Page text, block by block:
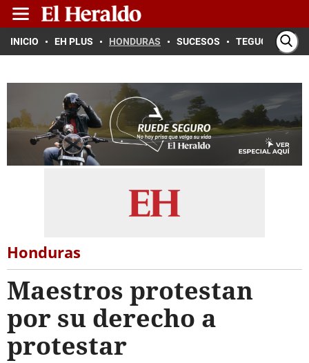
INICIO EH PLUS HONDURAS SUCESOS TEGUCIGALPA
Honduras
Maestros protestan
por su derecho a
protestar